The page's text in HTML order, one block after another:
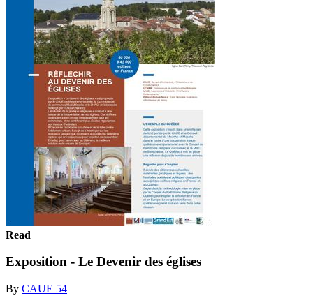
Read
Exposition - Le Devenir des églises
By CAUE 54